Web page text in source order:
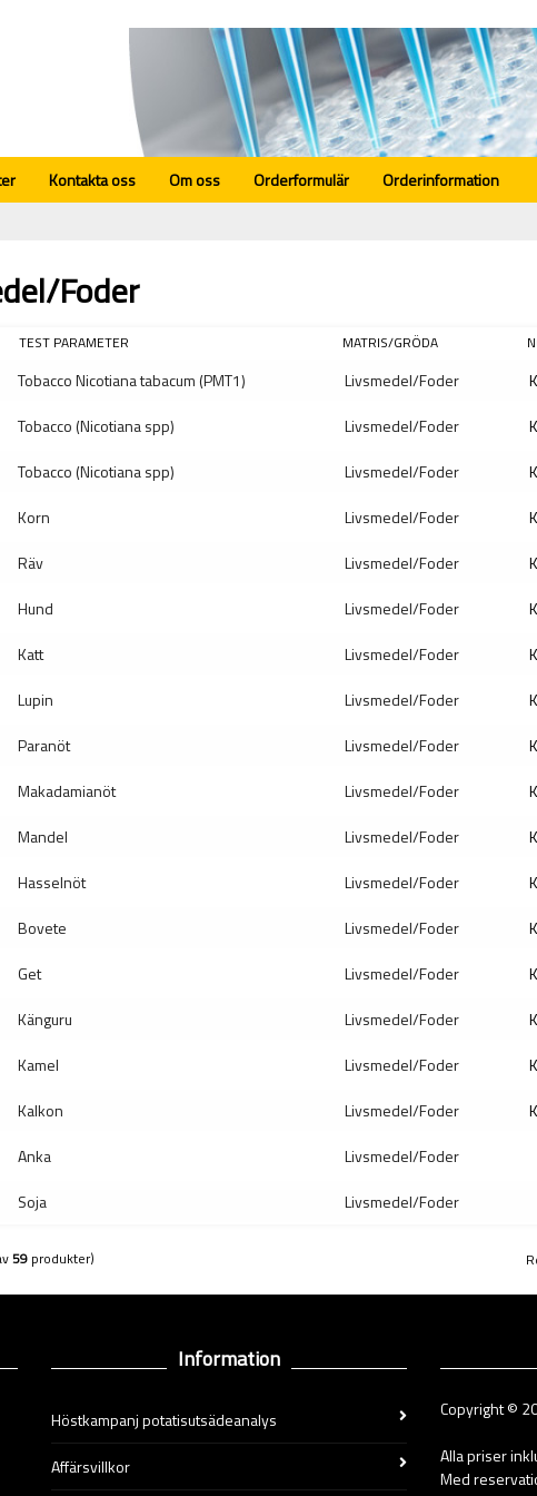
Kontakta oss Om oss Orderformulär Orderinformation
Foder
TEST PARAMETER MATRIS/GRÖDA
Tobacco Nicotiana tabacum (PMT1) Livsmedel/Foder
Tobacco (Nicotiana spp) Livsmedel/Foder
Tobacco (Nicotiana spp) Livsmedel/Foder
Korn Livsmedel/Foder
Räv Livsmedel/Foder
Hund Livsmedel/Foder
Katt Livsmedel/Foder
Lupin Livsmedel/Foder
Paranöt Livsmedel/Foder
Makadamianöt Livsmedel/Foder
Mandel Livsmedel/Foder
Hasselnöt Livsmedel/Foder
Bovete Livsmedel/Foder
Get Livsmedel/Foder
Känguru Livsmedel/Foder
Kamel Livsmedel/Foder
Kalkon Livsmedel/Foder
Anka
Livsmedel/Foder
Soja Livsmedel/Foder
59 produkter)
Information
Höstkampanj potatisutsädeanalys
Affärsvillkor
Copyright ©
Alla priser
Med